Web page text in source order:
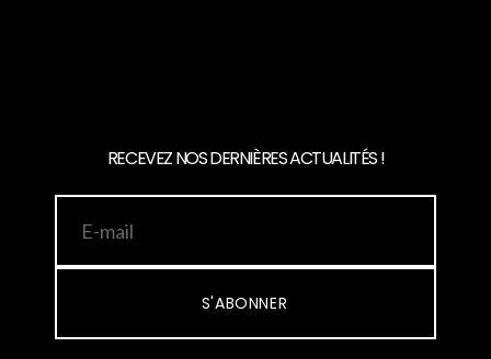
RECEVEZ NOS DERNIÈRES ACTUALITÉS !
S'ABONNER